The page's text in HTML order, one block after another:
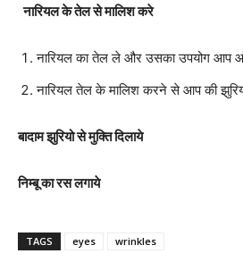
नारियल के तेल से मालिश करे
नारियल का तेल ले और उसका उपयोग आप
नारियल तेल के मालिश करने से आप की
बादाम झुरियो से मुक्ति दिलाये
निम्बू का रस लगाये
TAGS eyes wrinkles